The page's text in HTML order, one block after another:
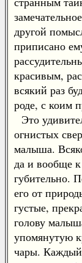
другой
приписано
красивым,
всякий раз
роде, с коим
Это
огнистых
малыша.
да и вообще к
губительно.
его от
густые,
голову
упомянутую
чары. Каждый